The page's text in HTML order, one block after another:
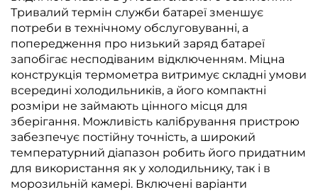
Тривалий термін служби батареї зменшує
потреби в технічному обслуговуванні, а
попередження про низький заряд батареї
запобігає несподіваним відключенням. Міцна
конструкція термометра витримує складні умови
всередині холодильників, а його компактні
розміри не займають цінного місця для
зберігання. Можливість калібрування пристрою
забезпечує постійну точність, а широкий
температурний діапазон робить його придатним
для використання як у холодильнику, так і в
морозильній камері. Включені варіанти